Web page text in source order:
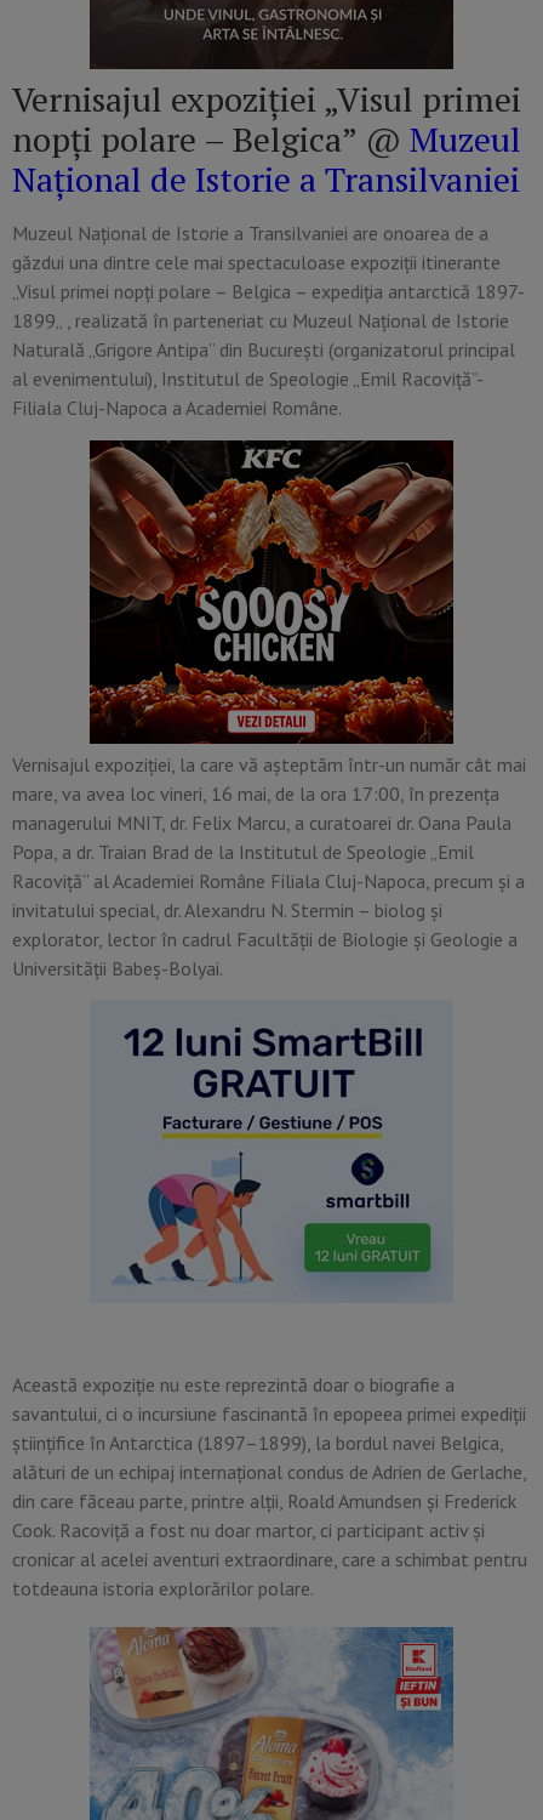
Vernisajul expoziției „Visul primei
nopți polare – Belgica” @ Muzeul
Național de Istorie a Transilvaniei
Muzeul Național de Istorie a Transilvaniei are onoarea de a
găzdui una dintre cele mai spectaculoase expoziții itinerante
„Visul primei nopți polare – Belgica – expediția antarctică 1897-
1899„ , realizată în parteneriat cu Muzeul Național de Istorie
Naturală „Grigore Antipa” din București (organizatorul principal
al evenimentului), Institutul de Speologie „Emil Racoviță”-
Filiala Cluj-Napoca a Academiei Române.
Vernisajul expoziției, la care vă așteptăm într-un număr cât mai
mare, va avea loc vineri, 16 mai, de la ora 17:00, în prezența
managerului MNIT, dr. Felix Marcu, a curatoarei dr. Oana Paula
Popa, a dr. Traian Brad de la Institutul de Speologie „Emil
Racoviţă“ al Academiei Române Filiala Cluj-Napoca, precum și a
invitatului special, dr. Alexandru N. Stermin – biolog și
explorator, lector în cadrul Facultății de Biologie și Geologie a
Universității Babeș-Bolyai.
Această expoziție nu este reprezintă doar o biografie a
savantului, ci o incursiune fascinantă în epopeea primei expediții
științifice în Antarctica (1897–1899), la bordul navei Belgica,
alături de un echipaj internațional condus de Adrien de Gerlache,
din care făceau parte, printre alții, Roald Amundsen și Frederick
Cook. Racoviță a fost nu doar martor, ci participant activ și
cronicar al acelei aventuri extraordinare, care a schimbat pentru
totdeauna istoria explorărilor polare.